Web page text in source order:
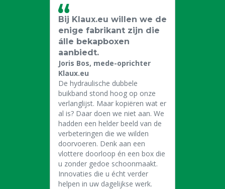
Bij Klaux.eu willen we de
enige fabrikant zijn die
álle bekapboxen
aanbiedt.
Joris Bos, mede-oprichter
Klaux.eu
De hydraulische dubbele
buikband stond hoog op onze
verlanglijst. Maar kopiëren wat er
al is? Daar doen we niet aan. We
hadden een helder beeld van de
verbeteringen die we wilden
doorvoeren. Denk aan een
vlottere doorloop én een box die
u zonder gedoe schoonmaakt.
Innovaties die u écht verder
helpen in uw dagelijkse werk.